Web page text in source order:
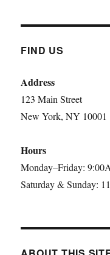
FIND US
Address
123 Main Street
New York, NY 10001
Hours
Monday–Friday:
Saturday & Sunday: